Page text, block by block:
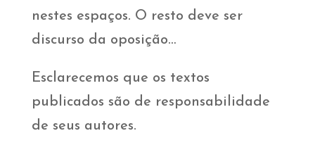
nestes espaços. O resto deve ser
discurso da oposição…
Esclarecemos que os textos
publicados são de responsabilidade
de seus autores.